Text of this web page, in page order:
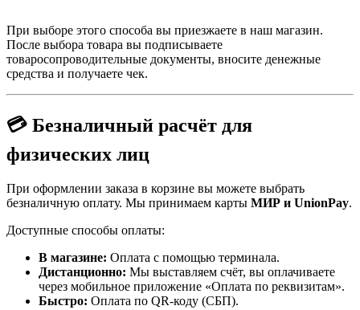
При выборе этого способа вы приезжаете в наш магазин.
После выбора товара вы подписываете
товаросопроводительные документы, вносите денежные
средства и получаете чек.
💳 Безналичный расчёт для
физических лиц
При оформлении заказа в корзине вы можете выбрать
безналичную оплату. Мы принимаем карты МИР и UnionPay.
Доступные способы оплаты:
В магазине: Оплата с помощью терминала.
Дистанционно: Мы выставляем счёт, вы оплачиваете
через мобильное приложение «Оплата по реквизитам».
Быстро: Оплата по QR-коду (СБП).